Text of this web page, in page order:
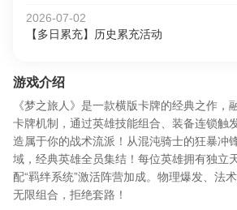
2026-07-02
【多日累充】历史累充活动
游戏介绍
《梦之旅人》是一款横版卡牌的经典之作，
卡牌机制，通过英雄技能组合、装备连锁触
造属于你的战术流派！从混沌骑士的狂暴冲
域，经典英雄全员集结！每位英雄拥有独立
配“羁绊系统”激活阵营加成。物理爆发、法
无限组合，拒绝套路！